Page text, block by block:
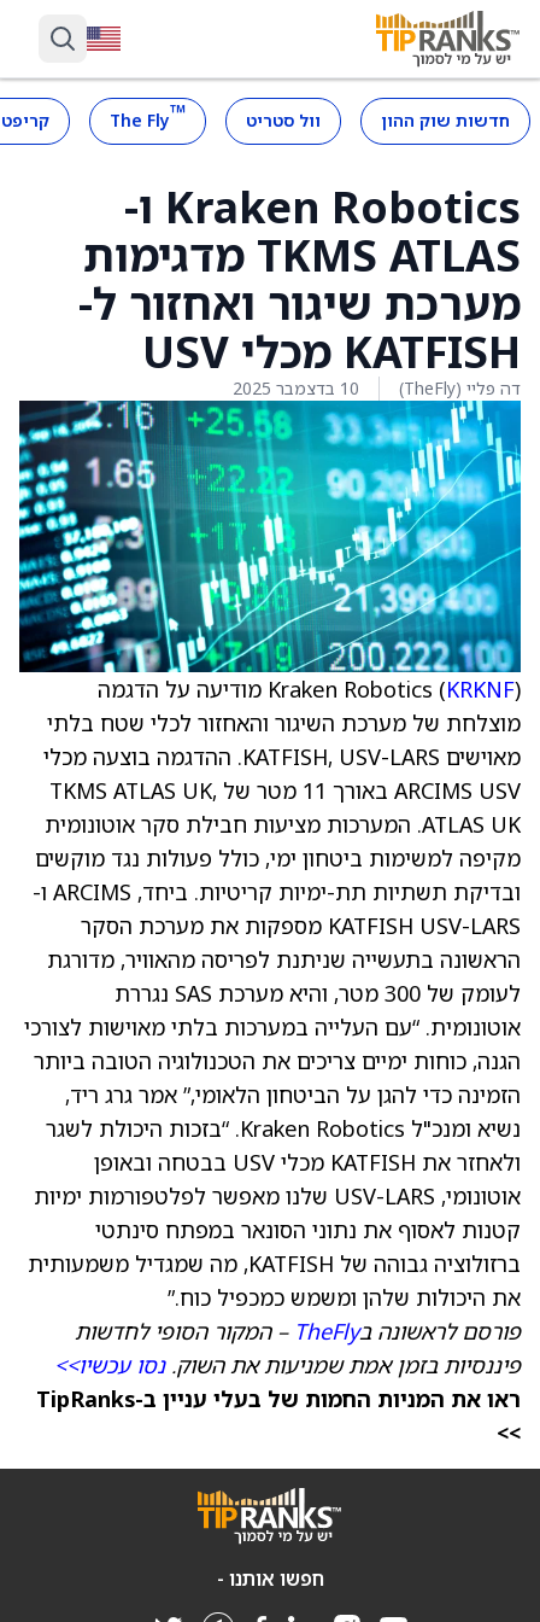
חדשות שוק ההון וול סטריט ™
The Fly
Kraken Robotics ו-
TKMS ATLAS מדגימות
מערכת שיגור ואחזור ל-
KATFISH מכלי USV
דה פליי (TheFly) 10 בדצמבר 2025
Kraken Robotics (KRKNF
) מודיעה על הדגמה
מוצלחת של מערכת השיגור והאחזור לכלי שטח בלתי
מאוישים KATFISH, USV-LARS. ההדגמה בוצעה מכלי
ARCIMS USV באורך 11 מטר של TKMS ATLAS UK,
ATLAS UK. המערכות מציעות חבילת סקר אוטונומית
מקיפה למשימות ביטחון ימי, כולל פעולות נגד מוקשים
ובדיקת תשתיות תת-ימיות קריטיות. ביחד, ARCIMS ו-
KATFISH USV-LARS מספקות את מערכת הסקר
הראשונה בתעשייה שניתנת לפריסה מהאוויר, מדורגת
לעומק של 300 מטר, והיא מערכת SAS נגררת
אוטונומית. “עם העלייה במערכות בלתי מאוישות לצורכי
הגנה, כוחות ימיים צריכים את הטכנולוגיה הטובה ביותר
הזמינה כדי להגן על הביטחון הלאומי,” אמר גרג ריד,
נשיא ומנכ"ל Kraken Robotics. “בזכות היכולת לשגר
ולאחזר את KATFISH מכלי USV בבטחה ובאופן
אוטונומי, USV-LARS שלנו מאפשר לפלטפורמות ימיות
קטנות לאסוף את נתוני הסונאר במפתח סינתטי
ברזולוציה גבוהה של KATFISH, מה שמגדיל משמעותית
את היכולות שלהן ומשמש כמכפיל כוח.”
פורסם לראשונה בTheFly – המקור הסופי לחדשות
פיננסיות בזמן אמת שמניעות את השוק.נסו עכשיו>>
ראו את המניות החמות של בעלי עניין ב-TipRanks
>>
חפשו אותנו -